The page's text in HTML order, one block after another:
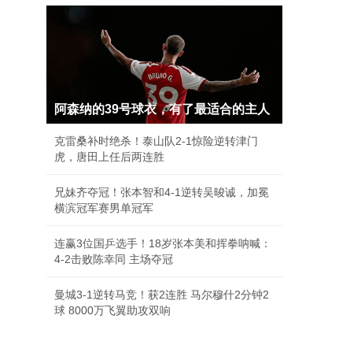
阿森纳的39号球衣，有了最适合的主人
克雷桑补时绝杀！泰山队2-1惊险逆转津门
虎，唐田上任后两连胜
兄妹齐夺冠！张本智和4-1逆转吴晙诚，加冕
横滨冠军赛男单冠军
连赢3位国乒选手！18岁张本美和挥拳呐喊：
4-2击败陈幸同 主场夺冠
曼城3-1逆转马竞！获2连胜 马尔穆什2分钟2
球 8000万飞翼助攻双响